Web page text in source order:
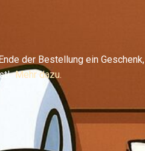
der Bestellung ein Geschenk,
ist!Mehr dazu.